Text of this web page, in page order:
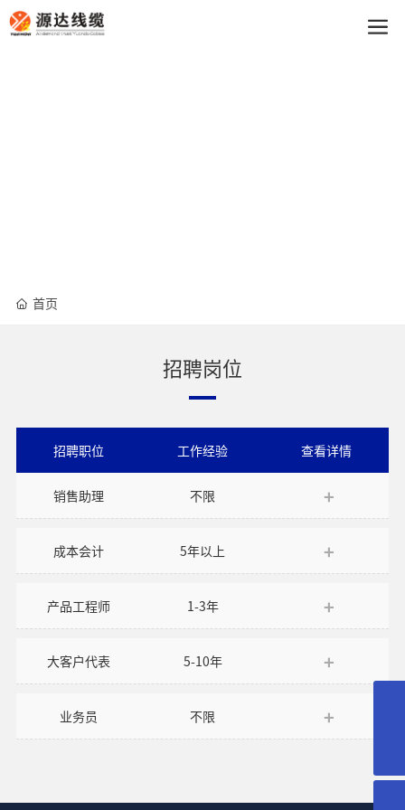
买球app
首页
招聘岗位
招聘职位 工作经验 查看详情
销售助理 不限
成本会计 5年以上
产品工程师 1-3年
大客户代表 5-10年
业务员 不限
18018366378